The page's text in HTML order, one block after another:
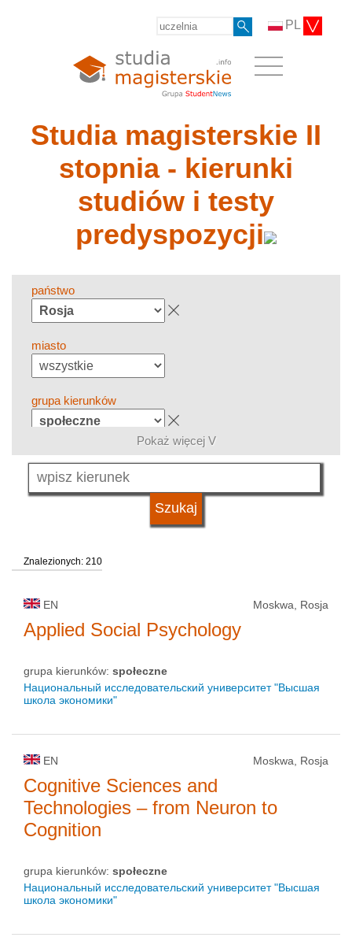
PL
Studia magisterskie II
stopnia - kierunki
studiów i testy
predyspozycji
państwo
miasto
grupa kierunków
język
status uczelni
Pokaż więcej V
Znalezionych: 210
EN Moskwa, Rosja
Applied Social Psychology
grupa kierunków: społeczne
Национальный исследовательский университет "Высшая
школа экономики"
EN Moskwa, Rosja
Cognitive Sciences and
Technologies – from Neuron to
Cognition
grupa kierunków: społeczne
Национальный исследовательский университет "Высшая
школа экономики"